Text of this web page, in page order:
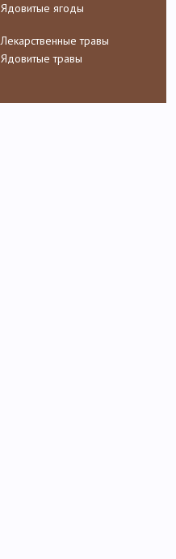
Ядовитые ягоды
Лекарственные травы
Ядовитые травы